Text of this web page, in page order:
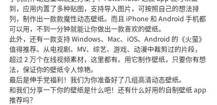
到，应用内置了多种贴图，支持导入图片，可按照自己的想法排
列，制作出一款款魔性动态壁纸。而且 iPhone 和 Android 手机都
可以用，不到一分钟就能让你做出一款喜欢的壁纸。
此外，还有一款支持 Windows、Mac、iOS、Android 的《火萤》
值得推荐。从电视剧、MV、综艺、游戏、动漫中裁剪过的片段，
超过 2 万个在线视频素材，这里都有。用它制作壁纸，只要你有想
法，保证你的壁纸令人惊艳。
最后是伸手党福利！我们为你准备好了几组高清动态壁纸。
和我们分享一下你的壁纸是什么吧！还有什么好用的自制壁纸 app
推荐吗？